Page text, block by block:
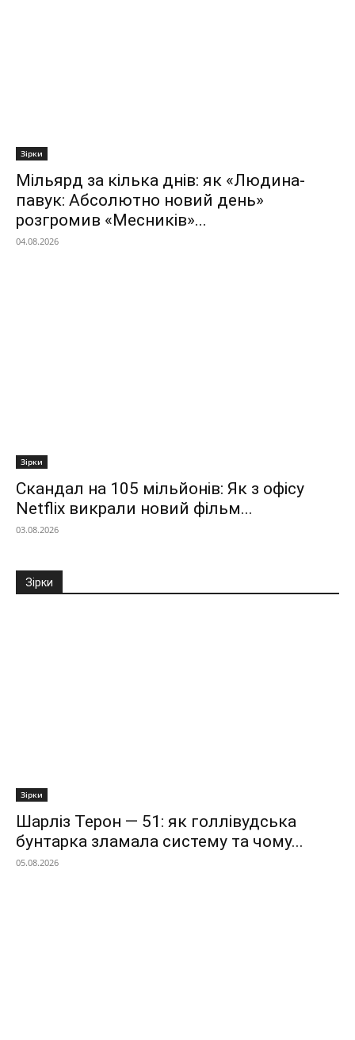
Зірки
Мільярд за кілька днів: як «Людина-
павук: Абсолютно новий день»
розгромив «Месників»...
04.08.2026
Зірки
Скандал на 105 мільйонів: Як з офісу
Netflix викрали новий фільм...
03.08.2026
Зірки
Зірки
Шарліз Терон — 51: як голлівудська
бунтарка зламала систему та чому...
05.08.2026